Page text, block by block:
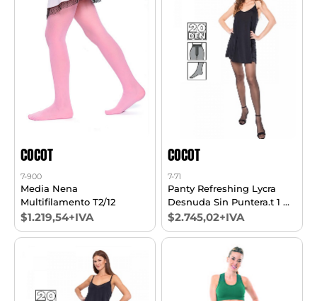
COCOT
7-900
Media Nena
Multifilamento T2/12
$1.219,54+IVA
COCOT
7-71
Panty Refreshing Lycra
Desnuda Sin Puntera.t 1 Al
5
$2.745,02+IVA